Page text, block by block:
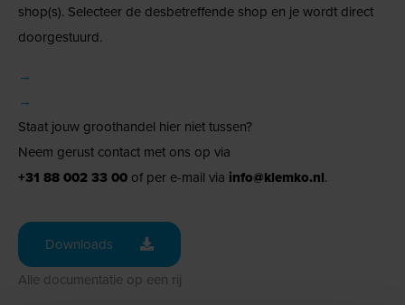
shop(s). Selecteer de desbetreffende shop en je wordt direct
doorgestuurd.
→
→
Staat jouw groothandel hier niet tussen?
Neem gerust contact met ons op via
+31 88 002 33 00 of per e-mail via info@klemko.nl.
Downloads
Alle documentatie op een rij